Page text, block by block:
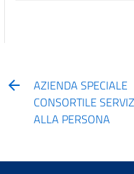
AZIENDA SPECIALE
CONSORTILE
ALLA PERSONA